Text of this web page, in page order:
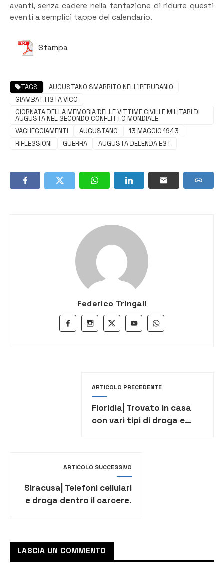
avanti, senza cadere nella tentazione di ridurre questi
eventi a semplici tappe del calendario.
Stampa
TAGS
AUGUSTANO SMARRITO NELL’IPERURANIO
GIAMBATTISTA VICO
GIORNATA DELLA MEMORIA DELLE VITTIME CIVILI E MILITARI DI
AUGUSTA NEL SECONDO CONFLITTO MONDIALE
VAGHEGGIAMENTI
AUGUSTANO
13 MAGGIO 1943
RIFLESSIONI
GUERRA AUGUSTA DELENDA EST
Federico Tringali
ARTICOLO PRECEDENTE
Floridia| Trovato in casa
con vari tipi di droga e
ARTICOLO SUCCESSIVO
Siracusa| Telefoni cellulari
e droga dentro il carcere.
LASCIA UN COMMENTO